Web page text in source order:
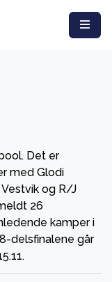
Det er
med Glodi
og R/J
26
kamper i
delsfinalene går